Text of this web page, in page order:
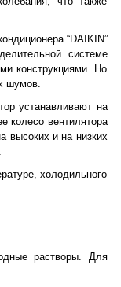
“DAIKIN”
системе
конструкциями. Но
шумов.
устанавливают на
колесо вентилятора
высоких и на низких
холодильного
растворы. Для